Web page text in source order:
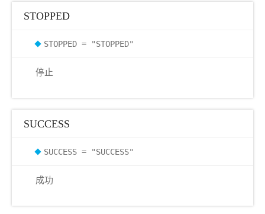
STOPPED
STOPPED = "STOPPED"
停止
SUCCESS
SUCCESS = "SUCCESS"
成功